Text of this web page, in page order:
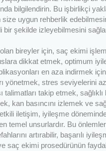
bilgilendirin. Bu işbirlikçi
size uygun rehberlik
bir şekilde izleyebilmesini
bireyler için, saç ekimi
dikkat etmek, optimum
en aza indirmek
yönetmek, stres seviyelerini
talimatları takip etmek,
kan basıncını izlemek ve
etkili iletişim, iyileşme
temel unsurlardır. Bu
artırabilir, başarılı
saç ekimi prosedürünün